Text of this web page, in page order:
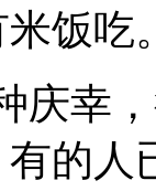
饭吃
幸，
的人